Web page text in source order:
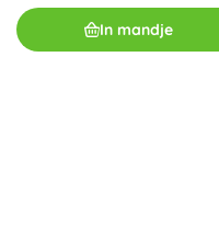
In mandje